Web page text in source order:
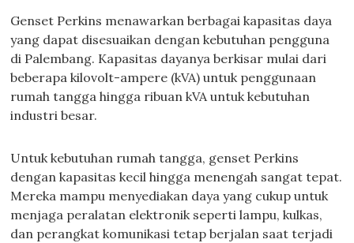
Genset Perkins menawarkan berbagai kapasitas daya
yang dapat disesuaikan dengan kebutuhan pengguna
di Palembang. Kapasitas dayanya berkisar mulai dari
beberapa kilovolt-ampere (kVA) untuk penggunaan
rumah tangga hingga ribuan kVA untuk kebutuhan
industri besar.
Untuk kebutuhan rumah tangga, genset Perkins
dengan kapasitas kecil hingga menengah sangat tepat.
Mereka mampu menyediakan daya yang cukup untuk
menjaga peralatan elektronik seperti lampu, kulkas,
dan perangkat komunikasi tetap berjalan saat terjadi